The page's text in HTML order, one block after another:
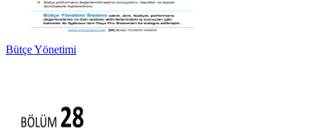
Bütçe Yönetimi